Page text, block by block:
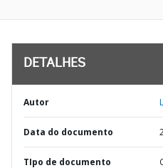
DETALHES
Autor
Data do documento
TIpo de documento